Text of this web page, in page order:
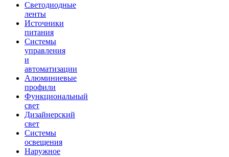
Светодиодные
ленты
Источники
питания
Системы
управления
и
автоматизации
Алюминиевые
профили
Функциональный
свет
Дизайнерский
свет
Системы
освещения
Наружное